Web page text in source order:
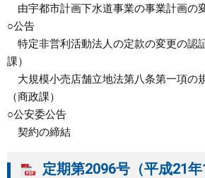
由宇都市計画下水道事業の事業計画の
○公告
特定非営利活動法人の定款の変更の認
課）
大規模小売店舗立地法第八条第一項の
（商政課）
○公安委公告
契約の締結
定期第2096号（平成21年